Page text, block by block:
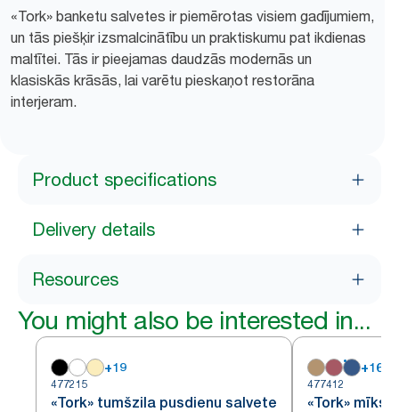
«Tork» banketu salvetes ir piemērotas visiem gadījumiem,
un tās piešķir izsmalcinātību un praktiskumu pat ikdienas
maltītei. Tās ir pieejamas daudzās modernās un
klasiskās krāsās, lai varētu pieskaņot restorāna
interjeram.
Product specifications
Delivery details
Resources
You might also be interested in...
+19
477215
«Tork» tumšzila pusdienu salvete
+16
477412
«Tork»